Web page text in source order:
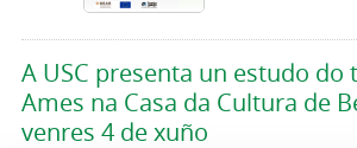
A USC presenta un estudo
Ames na Casa da Cultura de
venres 4 de xuño